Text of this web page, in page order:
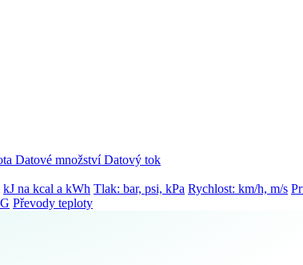
Datové množstvíDatový tok
kJ na kcal a kWh Tlak: bar, psi, kPa Rychlost: km/h, m/s
Převody teploty